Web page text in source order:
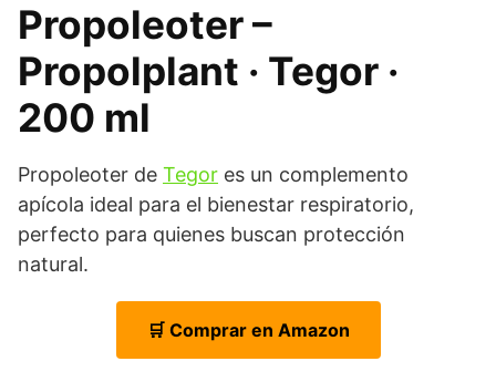
Propoleoter –
Propolplant · Tegor ·
200 ml
Propoleoter de Tegor es un complemento
apícola ideal para el bienestar respiratorio,
perfecto para quienes buscan protección
natural.
🛒 Comprar en Amazon